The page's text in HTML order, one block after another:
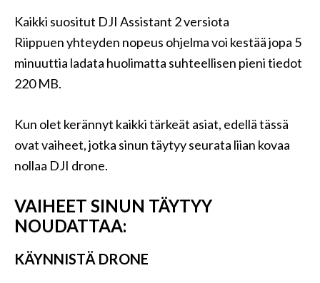
Kaikki suositut DJI Assistant 2 versiota
Riippuen yhteyden nopeus ohjelma voi kestää jopa 5
minuuttia ladata huolimatta suhteellisen pieni tiedot
220 MB.
Kun olet kerännyt kaikki tärkeät asiat, edellä tässä
ovat vaiheet, jotka sinun täytyy seurata liian kovaa
nollaa DJI drone.
VAIHEET SINUN TÄYTYY
NOUDATTAA:
KÄYNNISTÄ DRONE